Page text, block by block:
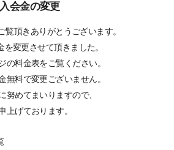
会金の変更
覧頂きありがとうございます。
変更させて頂きました。
の料金表をご覧ください。
無料で変更ございません。
努めてまいりますので、
上げております。